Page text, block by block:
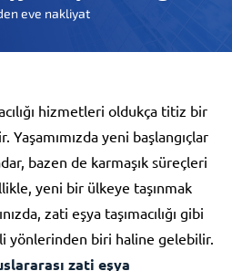
eve nakliyat
hizmetleri oldukça titiz bir
yeni başlangıçlar
bazen de karmaşık süreçleri
yeni bir ülkeye taşınmak
zati eşya taşımacılığı gibi
yönlerinden biri haline gelebilir.
zati eşya